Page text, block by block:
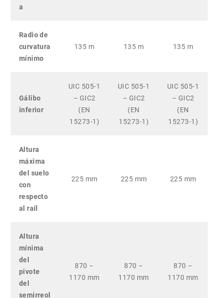
a
Radio de
curvatura
mínimo
135 m 135 m 135 m
Gálibo
inferior
UIC 505-1
– GIC2
(EN
15273-1)
UIC 505-1
– GIC2
(EN
15273-1)
UIC 505-1
– GIC2
(EN
15273-1)
Altura
máxima
del suelo
con
respecto
al raíl
225 mm 225 mm 225 mm
Altura
mínima
del
pivote
del
semirreol
870 –
1170 mm
870 –
1170 mm
870 –
1170 mm